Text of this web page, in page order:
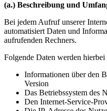
(a.) Beschreibung und
Bei jedem Aufruf unserer
automatisiert Daten und
aufrufenden Rechners.
Folgende Daten werden hierbei
Informationen über den
Version
Das Betriebssystem des
Den Internet-Service-